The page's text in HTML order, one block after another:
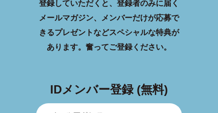
登録していただくと、登録者のみに届く
メールマガジン、メンバーだけが応募で
きるプレゼントなどスペシャルな特典が
あります。 奮ってご登録ください。
IDメンバー登録 (無料)